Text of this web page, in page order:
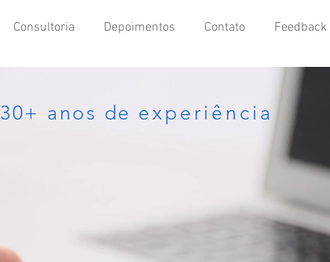
Consultoria Depoimentos Contato Feedback
30+ anos de experiência